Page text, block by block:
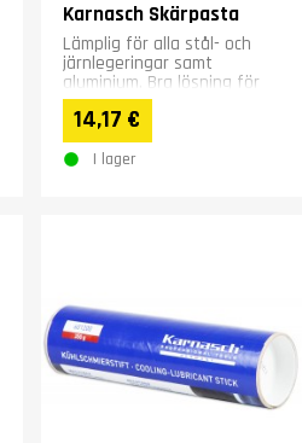
Karnasch Skärpasta
Lämplig för alla stål- och
järnlegeringar samt
aluminium. Bra lösning för
maskiner som inte har egen
kylning.
14,17 €
I lager